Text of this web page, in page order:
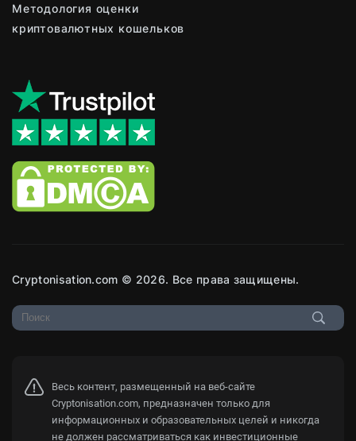
Методология оценки
криптовалютных кошельков
Cryptonisation.com © 2026. Все права защищены.
Весь контент, размещенный на веб-сайте
Cryptonisation.com, предназначен только для
информационных и образовательных целей и никогда
не должен рассматриваться как инвестиционные